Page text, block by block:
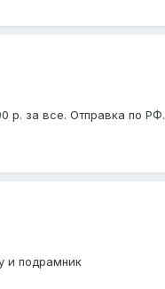
р. за все. Отправка по РФ.
и подрамник